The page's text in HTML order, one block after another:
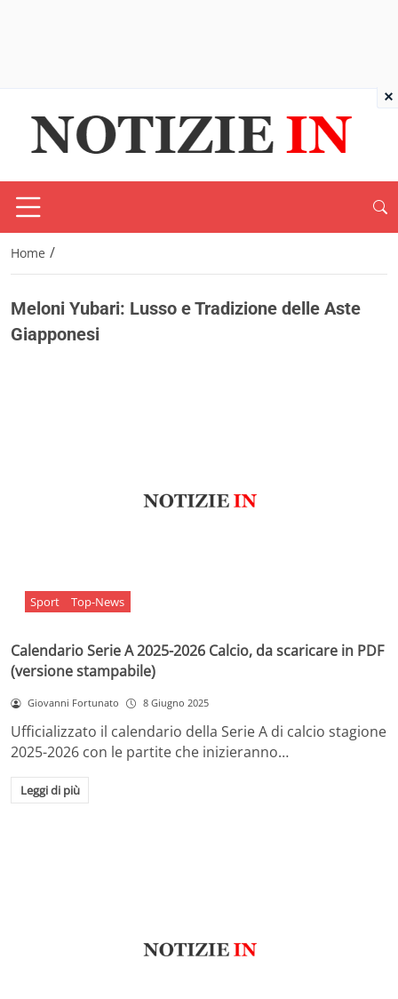
Home /
Meloni Yubari: Lusso e Tradizione delle Aste
Giapponesi
Sport Top-News
Calendario Serie A 2025-2026 Calcio, da scaricare in PDF
(versione stampabile)
Giovanni Fortunato 8 Giugno 2025
Ufficializzato il calendario della Serie A di calcio stagione
2025-2026 con le partite che inizieranno…
Leggi di più
×